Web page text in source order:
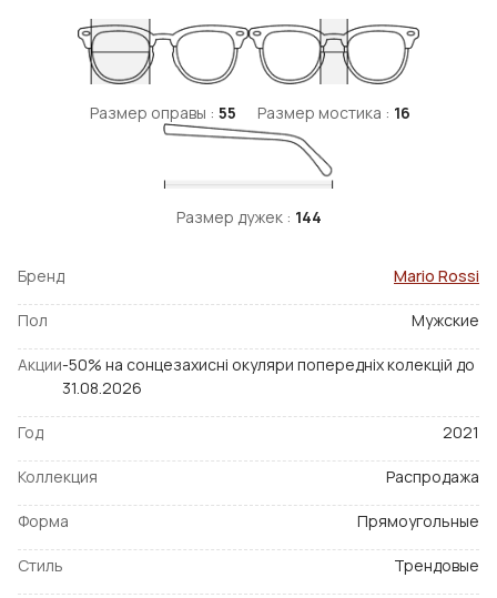
Размер оправы : 55 Размер мостика : 16
Размер дужек : 144
Бренд Mario Rossi
Пол Мужские
Акции-50% на сонцезахисні окуляри попередніх колекцій до
31.08.2026
Год 2021
Коллекция Распродажа
Форма Прямоугольные
Стиль Трендовые